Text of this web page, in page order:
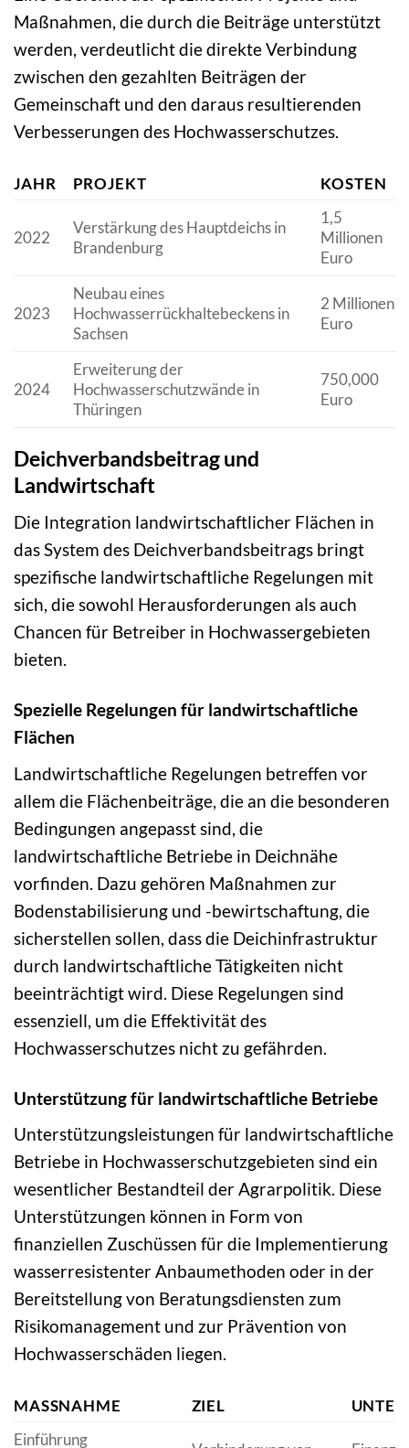
Maßnahmen, die durch die Beiträge unterstützt
werden, verdeutlicht die direkte Verbindung
zwischen den gezahlten Beiträgen der
Gemeinschaft und den daraus resultierenden
Verbesserungen des Hochwasserschutzes.
JAHR PROJEKT KOSTEN
2022
Verstärkung des Hauptdeichs in
Brandenburg
1,5
Millionen
Euro
2023
Neubau eines
Hochwasserrückhaltebeckens in
Sachsen
2 Millionen
Euro
2024
Erweiterung der
Hochwasserschutzwände in
Thüringen
750,000
Euro
Deichverbandsbeitrag und
Landwirtschaft
Die Integration landwirtschaftlicher Flächen in
das System des Deichverbandsbeitrags bringt
spezifische landwirtschaftliche Regelungen mit
sich, die sowohl Herausforderungen als auch
Chancen für Betreiber in Hochwassergebieten
bieten.
Spezielle Regelungen für landwirtschaftliche
Flächen
Landwirtschaftliche Regelungen betreffen vor
allem die Flächenbeiträge, die an die besonderen
Bedingungen angepasst sind, die
landwirtschaftliche Betriebe in Deichnähe
vorfinden. Dazu gehören Maßnahmen zur
Bodenstabilisierung und -bewirtschaftung, die
sicherstellen sollen, dass die Deichinfrastruktur
durch landwirtschaftliche Tätigkeiten nicht
beeinträchtigt wird. Diese Regelungen sind
essenziell, um die Effektivität des
Hochwasserschutzes nicht zu gefährden.
Unterstützung für landwirtschaftliche Betriebe
Unterstützungsleistungen für landwirtschaftliche
Betriebe in Hochwasserschutzgebieten sind ein
wesentlicher Bestandteil der Agrarpolitik. Diese
Unterstützungen können in Form von
finanziellen Zuschüssen für die Implementierung
wasserresistenter Anbaumethoden oder in der
Bereitstellung von Beratungsdiensten zum
Risikomanagement und zur Prävention von
Hochwasserschäden liegen.
MASSNAHME ZIEL
Einführung